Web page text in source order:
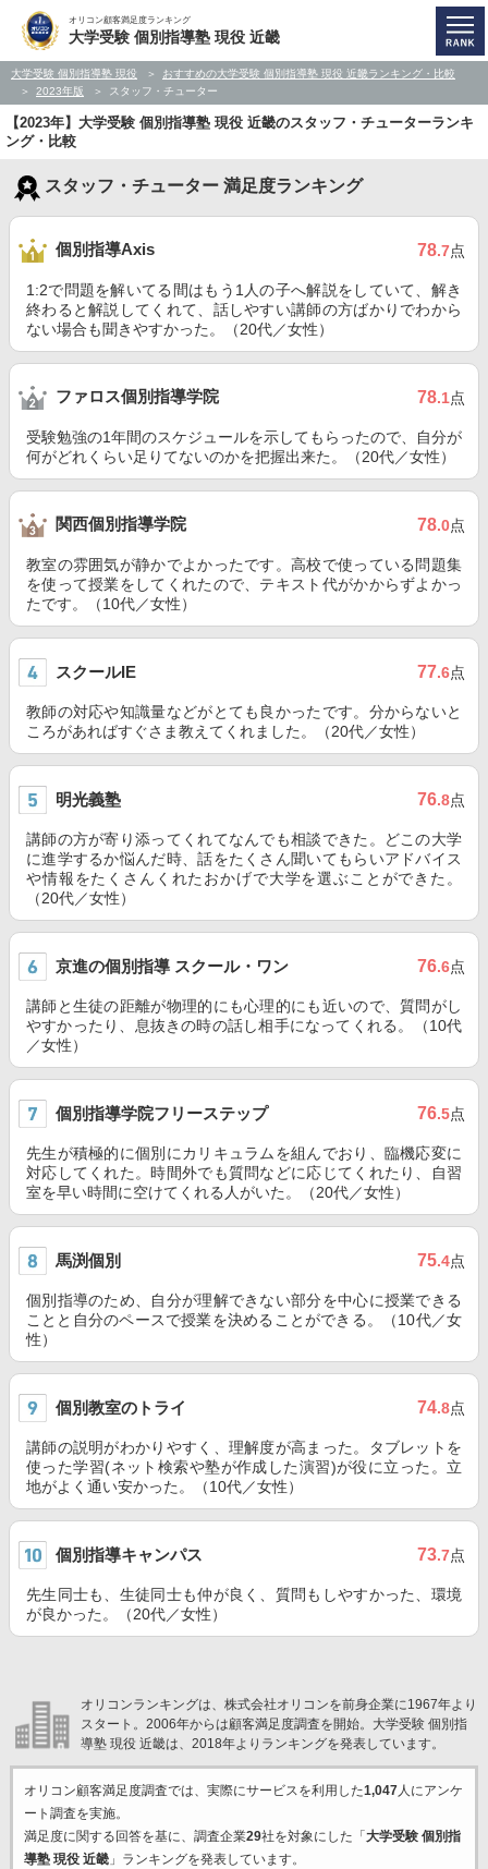
オリコン顧客満足度ランキング
大学受験 個別指導塾 現役 近畿
大学受験 個別指導塾 現役
おすすめの大学受験 個別指導塾 現役 近畿ランキング・比較
2023年版
スタッフ・チューター
【2023年】大学受験 個別指導塾 現役 近畿のスタッフ・チューターランキ
ング・比較
スタッフ・チューター 満足度ランキング
個別指導Axis 78.7点
1:2で問題を解いてる間はもう1人の子へ解説をしていて、解き
終わると解説してくれて、話しやすい講師の方ばかりでわから
ない場合も聞きやすかった。（20代／女性）
ファロス個別指導学院 78.1点
受験勉強の1年間のスケジュールを示してもらったので、自分が
何がどれくらい足りてないのかを把握出来た。（20代／女性）
関西個別指導学院 78.0点
教室の雰囲気が静かでよかったです。高校で使っている問題集
を使って授業をしてくれたので、テキスト代がかからずよかっ
たです。（10代／女性）
スクールIE 77.6点
教師の対応や知識量などがとても良かったです。分からないと
ころがあればすぐさま教えてくれました。（20代／女性）
明光義塾 76.8点
講師の方が寄り添ってくれてなんでも相談できた。どこの大学
に進学するか悩んだ時、話をたくさん聞いてもらいアドバイス
や情報をたくさんくれたおかげで大学を選ぶことができた。
（20代／女性）
京進の個別指導 スクール・ワン 76.6点
講師と生徒の距離が物理的にも心理的にも近いので、質問がし
やすかったり、息抜きの時の話し相手になってくれる。（10代
／女性）
個別指導学院フリーステップ 76.5点
先生が積極的に個別にカリキュラムを組んでおり、臨機応変に
対応してくれた。時間外でも質問などに応じてくれたり、自習
室を早い時間に空けてくれる人がいた。（20代／女性）
馬渕個別 75.4点
個別指導のため、自分が理解できない部分を中心に授業できる
ことと自分のペースで授業を決めることができる。（10代／女
性）
個別教室のトライ 74.8点
講師の説明がわかりやすく、理解度が高まった。タブレットを
使った学習(ネット検索や塾が作成した演習)が役に立った。立
地がよく通い安かった。（10代／女性）
個別指導キャンパス 73.7点
先生同士も、生徒同士も仲が良く、質問もしやすかった、環境
が良かった。（20代／女性）
オリコンランキングは、株式会社オリコンを前身企業に1967年より
スタート。2006年からは顧客満足度調査を開始。大学受験 個別指
導塾 現役 近畿は、2018年よりランキングを発表しています。
オリコン顧客満足度調査では、実際にサービスを利用した1,047人にアンケ
ート調査を実施。
満足度に関する回答を基に、調査企業29社を対象にした「 大学受験 個別指
導塾 現役 近畿」ランキングを発表しています。